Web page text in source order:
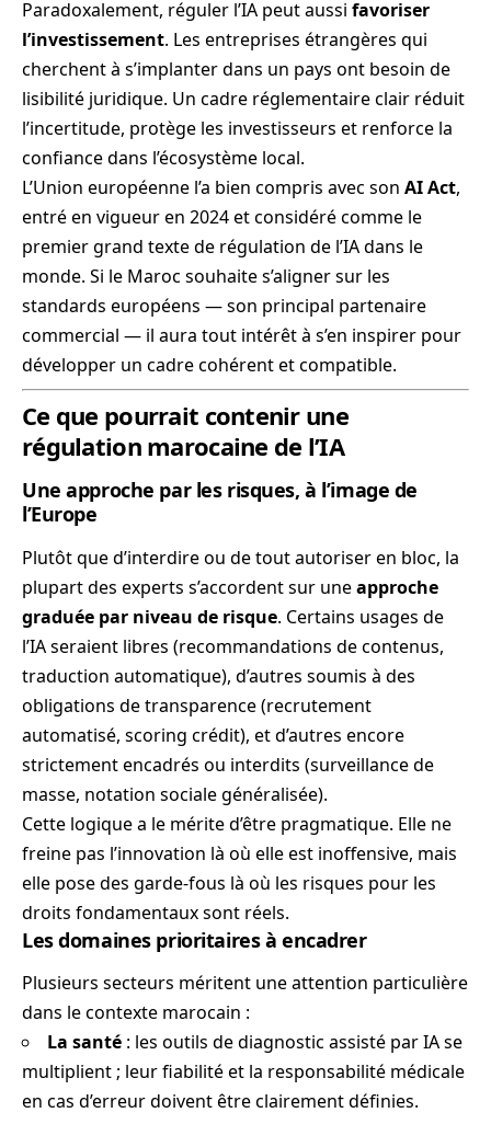
Paradoxalement, réguler l’IA peut aussi favoriser
l’investissement. Les entreprises étrangères qui
cherchent à s’implanter dans un pays ont besoin de
lisibilité juridique. Un cadre réglementaire clair réduit
l’incertitude, protège les investisseurs et renforce la
confiance dans l’écosystème local.
L’Union européenne l’a bien compris avec son AI Act,
entré en vigueur en 2024 et considéré comme le
premier grand texte de régulation de l’IA dans le
monde. Si le Maroc souhaite s’aligner sur les
standards européens — son principal partenaire
commercial — il aura tout intérêt à s’en inspirer pour
développer un cadre cohérent et compatible.
Ce que pourrait contenir une
régulation marocaine de l’IA
Une approche par les risques, à l’image de
l’Europe
Plutôt que d’interdire ou de tout autoriser en bloc, la
plupart des experts s’accordent sur uneapproche
graduée par niveau de risque. Certains usages de
l’IA seraient libres (recommandations de contenus,
traduction automatique), d’autres soumis à des
obligations de transparence (recrutement
automatisé, scoring crédit), et d’autres encore
strictement encadrés ou interdits (surveillance de
masse, notation sociale généralisée).
Cette logique a le mérite d’être pragmatique. Elle ne
freine pas l’innovation là où elle est inoffensive, mais
elle pose des garde-fous là où les risques pour les
droits fondamentaux sont réels.
Les domaines prioritaires à encadrer
Plusieurs secteurs méritent une attention particulière
dans le contexte marocain :
La santé : les outils de diagnostic assisté par IA se
multiplient ; leur fiabilité et la responsabilité médicale
en cas d’erreur doivent être clairement définies.